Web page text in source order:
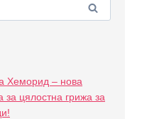
Хеморид – нова
цялостна грижа за